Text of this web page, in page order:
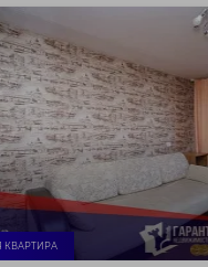
КВАРТИРА